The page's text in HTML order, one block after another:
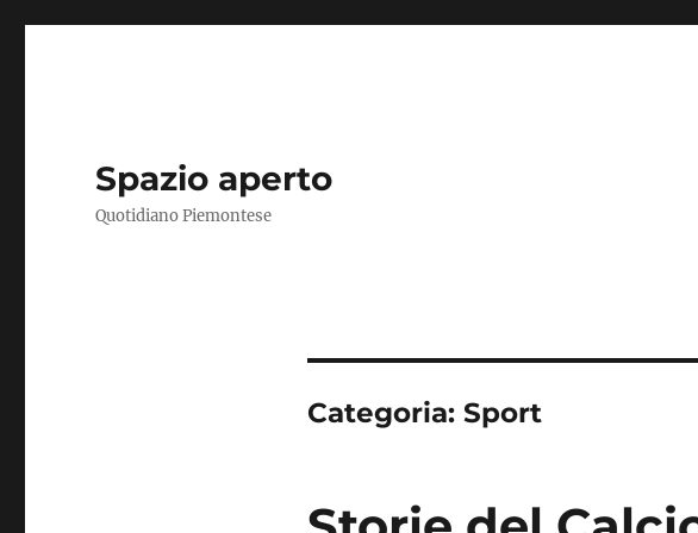
Spazio aperto
Quotidiano Piemontese
Categoria: Sport